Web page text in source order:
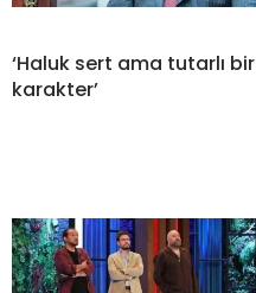
‘Haluk sert ama tutarlı bir
karakter’